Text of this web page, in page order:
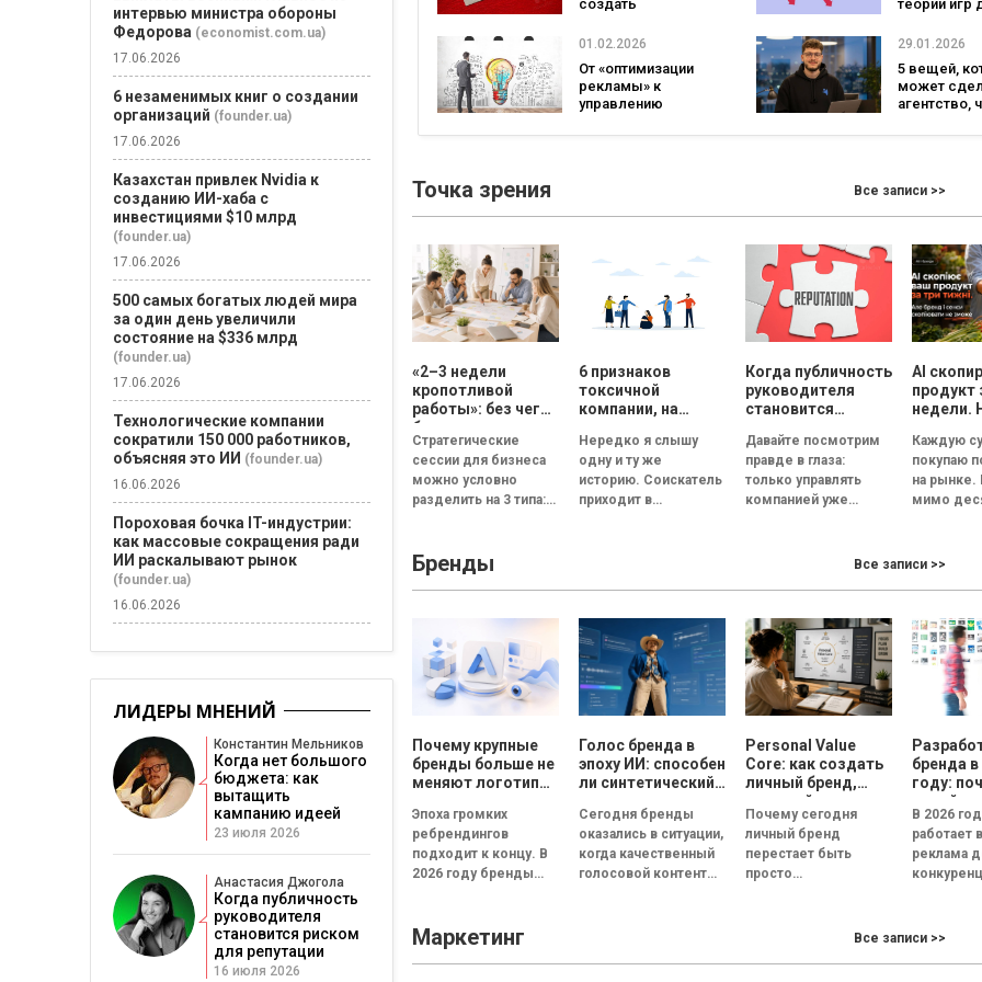
создать
связь, которая
теории игр
01.02.2026
От «оптимизации
рекламы» к
управлению
ценностная логика
29.01.2026
5 вещей,
может
агентство,
конверсию
Точка зрения Все записи >>
«2–3 недели
кропотливой
работы»: без чего
бизнесу нет
смысла
проводить
стратегическую
сессию
Стратегические
сессии для бизнеса
можно условно
разделить на 3 типа:
трансформационная.
Неудачная — это
6 признаков
токсичной
компании, на
обратить
внимание на
собеседовании
Нередко я слышу
одну и ту же
историю. Соискатель
приходит в
Когда публичность
руководителя
становится
репутации
Давайте посмотрим
правде в глаза:
только управлять
компанией уже
должен стать лицом
людей...
AI
продукт
недели.
сможет
Каждую
покупаю
на рынке.
мимо
примерно
похожий...
Бренды Все записи >>
Почему крупные
бренды больше не
меняют логотипы
Эпоха громких
ребрендингов
подходит к концу. В
2026 году бренды
новые логотипы, а в
узнаваемые...
Голос бренда в
эпоху ИИ: способен
ли синтетический
эмоции и внушить
доверие, или все
бренды вскоре
будут звучать
Сегодня бренды
оказались в ситуации,
когда качественный
голосовой контент
Personal Value
Core: как создать
личный бренд,
который
способствует
выбору, доверию и
статусу
Почему сегодня
личный бренд
перестает быть
просто
медийных личностей
бренда в
году:
дизайн
рекламы
В 2026
работает
реклама
Маркетинг Все записи >>
интервью министра обороны
Федорова (economist.com.ua)
17.06.2026
6 незаменимых книг о создании
организаций (founder.ua)
17.06.2026
Казахстан привлек Nvidia к
созданию ИИ-хаба с
инвестициями $10 млрд
(founder.ua)
17.06.2026
500 самых богатых людей мира
за один день увеличили
состояние на $336 млрд
(founder.ua)
17.06.2026
Технологические компании
сократили 150 000 работников,
объясняя это ИИ (founder.ua)
16.06.2026
Пороховая бочка IT-индустрии:
как массовые сокращения ради
ИИ раскалывают рынок
(founder.ua)
16.06.2026
ЛИДЕРЫ МНЕНИЙ
Константин Мельников
Когда нет большого
бюджета: как
вытащить
кампанию идеей
23 июля 2026
Анастасия Джогола
Когда публичность
руководителя
становится риском
для репутации
16 июля 2026